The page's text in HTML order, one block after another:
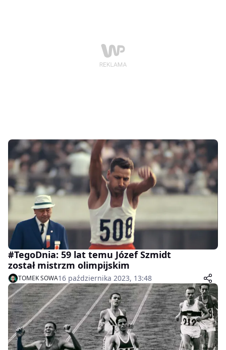
#TegoDnia: 59 lat temu Józef Szmidt
został mistrzm olimpijskim
TOMEK SOWA16 października 2023, 13:48